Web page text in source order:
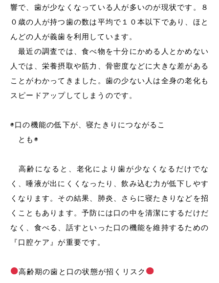
響で、歯が少なくなっている人が多いのが現状です。８
０歳の人が持つ歯の数は平均で１０本以下であり、ほと
んどの人が義歯を利用しています。
最近の調査では、食べ物を十分にかめる人とかめない
人では、栄養摂取や筋力、骨密度などに大きな差がある
ことがわかってきました。歯の少ない人は全身の老化も
スピードアップしてしまうのです。
◉口の機能の低下が、寝たきりにつながるこ
とも◉
高齢になると、老化により歯が少なくなるだけでな
く、唾液が出にくくなったり、飲み込む力が低下しやす
くなります。その結果、肺炎、さらに寝たきりなどを招
くこともあります。予防には口の中を清潔にするだけだ
なく、食べる、話すといった口の機能を維持するための
『口腔ケア』が重要です。
高齢期の歯と口の状態が招くリスク